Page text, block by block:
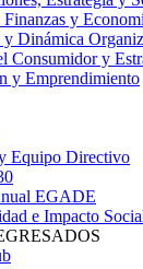
y
Dinámica
Consumidor y
y Emprendimiento
Equipo Directivo
EGADE
e Impacto